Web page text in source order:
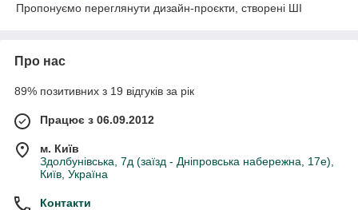
Пропонуємо переглянути дизайн-проєкти, створені ШІ
Про нас
89% позитивних з 19 відгуків за рік
Працює з 06.09.2012
м. Київ
Здолбунівська, 7д (заїзд - Дніпровська набережна, 17е),
Київ, Україна
Контакти